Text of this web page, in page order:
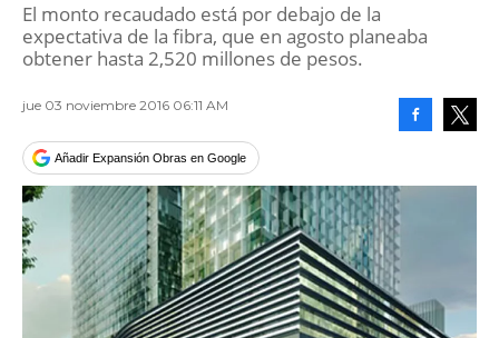
El monto recaudado está por debajo de la
expectativa de la fibra, que en agosto planeaba
obtener hasta 2,520 millones de pesos.
jue 03 noviembre 2016 06:11 AM
Añadir Expansión Obras en Google